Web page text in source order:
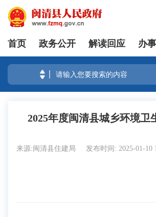
首页 政务公开 解读回应 办
2025年度闽清县城乡环境卫
来源:闽清县住建局 发布时间: 2025-01-10